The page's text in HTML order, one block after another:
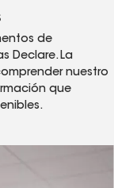
de
Declare. La
nuestro
que